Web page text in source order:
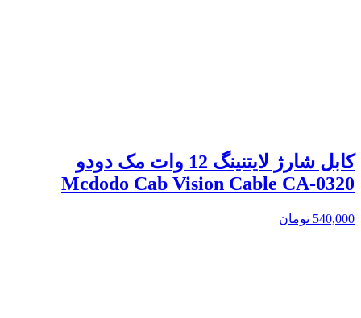
کابل شارژ لایتنینگ 12 وات مک دودو
Mcdodo Cab Vision Cable CA-0320
540,000 تومان